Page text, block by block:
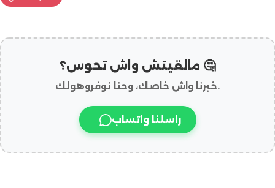
مالقيتش واش تحوس؟ 🤔
خبرنا واش خاصك، وحنا نوفروهولك.
راسلنا واتساب